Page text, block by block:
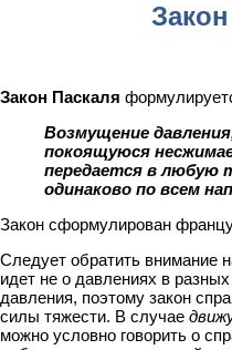
Закон Паскаля
Возмущение
покоящуюся
передается в любую
одинаково по всем
Закон сформулирован
Следует обратить внимание
идет не о давлениях в
давления, поэтому закон
силы тяжести. В случае
можно условно говорить о